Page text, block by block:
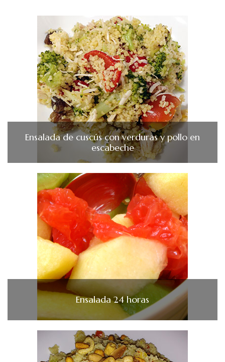
Ensalada de cuscús con verduras y pollo en
escabeche
Ensalada 24 horas